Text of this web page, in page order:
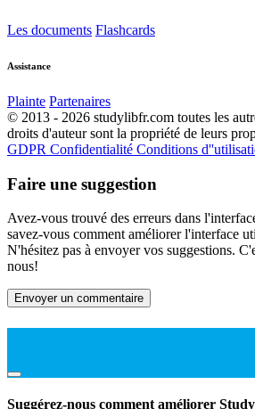
Les documents Flashcards
Assistance
Plainte Partenaires
© 2013 - 2026 studylibfr.com toutes les
droits d'auteur sont la propriété de leurs
GDPR Confidentialité Conditions
Faire une suggestion
Avez-vous trouvé des erreurs dans
savez-vous comment améliorer l'interface
N'hésitez pas à envoyer vos suggestions.
nous!
Envoyer un commentaire
Suggérez-nous comment améliorer